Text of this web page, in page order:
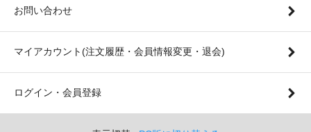
お問い合わせ
マイアカウント(注文履歴・会員情報変更・退会)
ログイン・会員登録